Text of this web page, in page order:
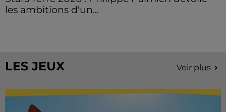
les ambitions d'un...
LES JEUX Voir plus